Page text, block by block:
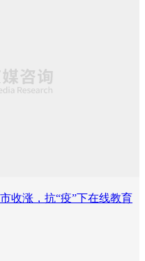
收涨，抗“疫”下在线教育